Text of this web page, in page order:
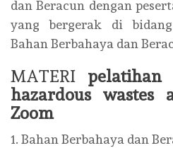
dan Beracun dengan
yang bergerak di
Bahan Berbahaya dan
MATERIpelatihan
hazardous
Zoom
1. Bahan Berbahaya dan